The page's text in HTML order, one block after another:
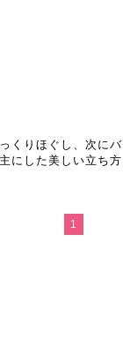
くりほぐし、次に
にした美しい立ち
1